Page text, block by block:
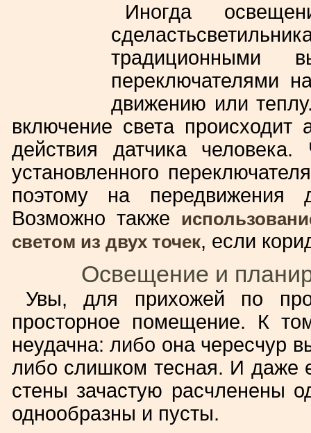
Иногда
традиционными
переключателями
движению или
включение света происходит
действия датчика человека.
установленного
поэтому на передвижения
Возможно также
светом из двух точек, если
Освещение и
Увы, для прихожей по
просторное помещение. К
неудачна: либо она чересчур
либо слишком тесная. И даже
стены зачастую расчленены
однообразны и пусты.